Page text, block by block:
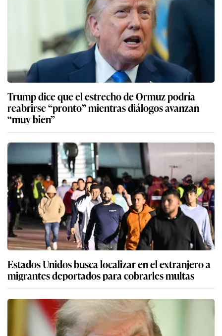
Trump dice que el estrecho de Ormuz podría
reabrirse “pronto” mientras diálogos avanzan
“muy bien”
Estados Unidos busca localizar en el extranjero a
migrantes deportados para cobrarles multas